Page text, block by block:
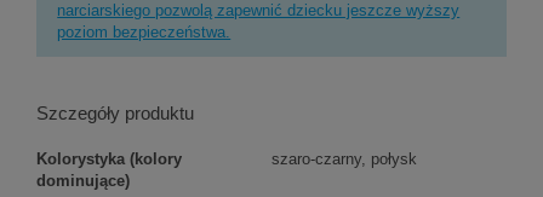
narciarskiego pozwolą zapewnić dziecku jeszcze wyższy
poziom bezpieczeństwa.
Szczegóły produktu
Kolorystyka (kolory
dominujące)
szaro-czarny, połysk